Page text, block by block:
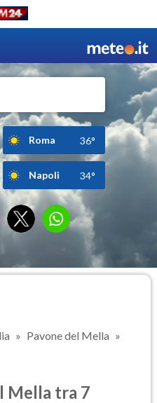
Roma 36°
Napoli 34°
Pavone del Mella
Mella tra 7